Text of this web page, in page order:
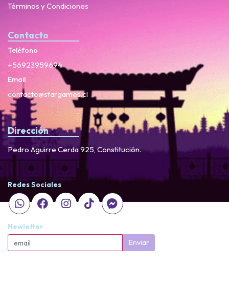
Términos y Condiciones
Contacto
Teléfono
+56923959694
Email
contacto@stargames.cl
Dirección
Pedro Aguirre Cerda 925, Constitución.
Redes Sociales
Newletter
Enviar